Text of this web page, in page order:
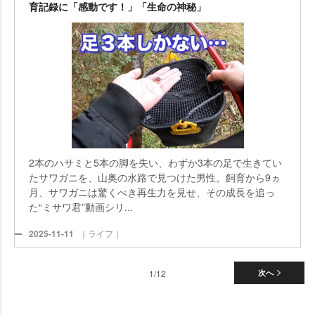
育記録に「感動です！」「生命の神秘」
2本のハサミと5本の脚を失い、わずか3本の足で生きてい
たサワガニを、山奥の水路で見つけた男性。飼育から9ヵ
月、サワガニは驚くべき再生力を見せ、その成長を追っ
た“ミサワ君”動画シリ...
2025-11-11 ｜ライフ｜
次へ
1/12